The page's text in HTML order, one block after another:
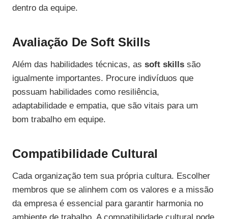
dentro da equipe.
Avaliação De Soft Skills
Além das habilidades técnicas, as soft skills são
igualmente importantes. Procure indivíduos que
possuam habilidades como resiliência,
adaptabilidade e empatia, que são vitais para um
bom trabalho em equipe.
Compatibilidade Cultural
Cada organização tem sua própria cultura. Escolher
membros que se alinhem com os valores e a missão
da empresa é essencial para garantir harmonia no